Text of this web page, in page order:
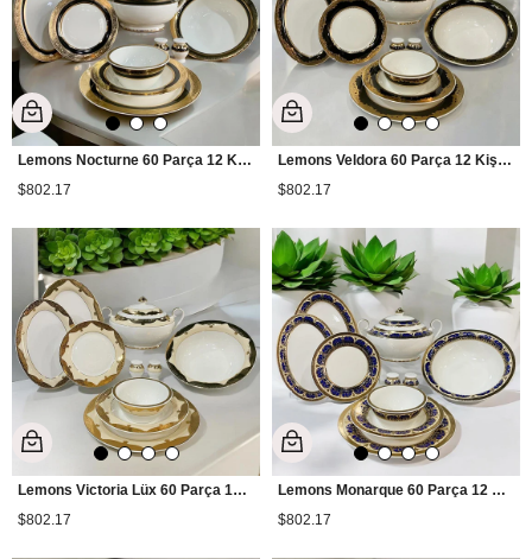
Lemons Nocturne 60 Parça 12 Kişilik Yemek Takımı
$802.17
Lemons Veldora 60 Parça 12 Kişilik Yemek Takımı
$802.17
Lemons Victoria Lüx 60 Parça 12 Kişilik Yemek Takımı
$802.17
Lemons Monarque 60 Parça 12 Kişilik Yemek Takımı
$802.17